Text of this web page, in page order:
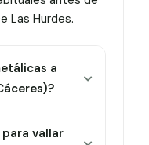
Las Hurdes.
a
vallar